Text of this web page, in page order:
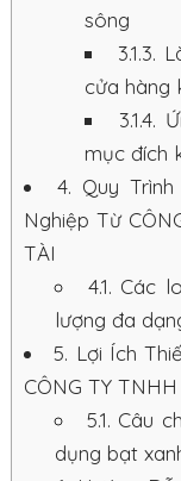
sông
3.1.3.
cửa hàng
3.1.4.
mục đích
4. Quy
Nghiệp Từ
TÀI
4.1. Các
lượng đa
5. Lợi Ích
CÔNG TY
5.1. Câu
dụng bạt